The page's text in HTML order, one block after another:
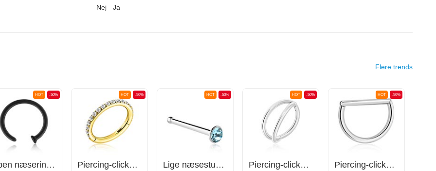
Nej Ja
Flere trends
-50%
HOT
Åben næsering (bioflex, flere farver)
-50%
HOT
Piercing-clicker (kirurgisk stål, guld, blank finish) med krystaller
-50%
HOT
Lige næsestud (kirurgisk stål, sølv, blank finish) med Krystalsten
-50%
HOT
Piercing-clicker (kirurgisk stål, sølv, blank finish)
-50%
HOT
Piercing-clicker (kirurgisk stål, sølv, blank finish)